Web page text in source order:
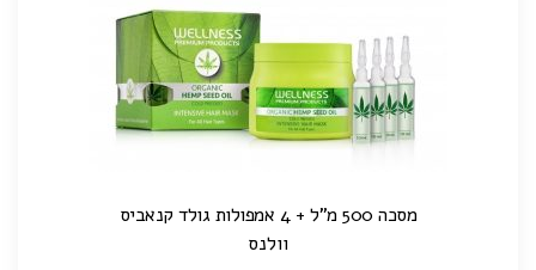
מסכה 500 מ"ל + 4 אמפולות גולד קנאביס
וולנס